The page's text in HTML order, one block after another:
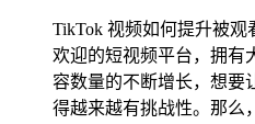
TikTok 视频如何提升被观
欢迎的短视频平台，拥有
容数量的不断增长，想要
得越来越有挑战性。那么